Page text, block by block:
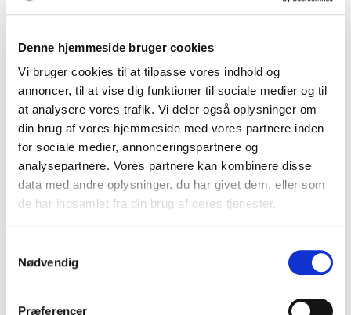
Denne hjemmeside bruger cookies
Vi bruger cookies til at tilpasse vores indhold og
annoncer, til at vise dig funktioner til sociale medier og til
at analysere vores trafik. Vi deler også oplysninger om
din brug af vores hjemmeside med vores partnere inden
for sociale medier, annonceringspartnere og
analysepartnere. Vores partnere kan kombinere disse
data med andre oplysninger, du har givet dem, eller som
de har indsamlet fra din brug af deres tjenester.
Nødvendig
Præferencer
Stine Bosse
bestyrelsesformand, med
bæredygtighed og
menneskelige værdier.
Stine Reintoft
erhvervspsykolog med
og psykologisk arbejdsmiljø.
stressnavigation, trivsel og
pædagogik med fokus på